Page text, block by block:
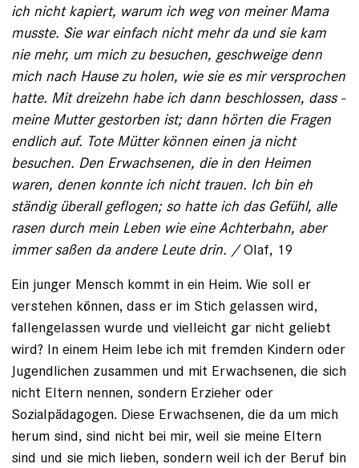
ich nicht kapiert, warum ich weg von meiner Mama
musste. Sie war einfach nicht mehr da und sie kam
nie mehr, um mich zu be­suchen, geschweige denn
mich nach Hause zu holen, wie sie es mir versprochen
hatte. Mit dreizehn habe ich dann beschlossen, dass ­
meine Mutter gestorben ist; dann hörten die Fragen
endlich auf. Tote Mütter können einen ja nicht
besuchen. Den Erwachsenen, die in den Heimen
waren, denen konnte ich nicht trauen. Ich bin eh
ständig überall geflogen; so hatte ich das Gefühl, alle
rasen durch mein Leben wie eine Achterbahn, aber
immer saßen da andere Leute drin. /Olaf, 19
Ein junger Mensch kommt in ein Heim. Wie soll er
verstehen können, dass er im Stich gelassen wird,
fallengelassen wurde und vielleicht gar nicht geliebt
wird? In einem Heim lebe ich mit fremden Kindern oder
Jugendlichen zusammen und mit Erwachsenen, die sich
nicht Eltern nennen, sondern Erzieher oder
Sozialpädagogen. Diese Erwachsenen, die da um mich
herum sind, sind nicht bei mir, weil sie meine Eltern
sind und sie mich lieben, sondern weil ich der Beruf bin